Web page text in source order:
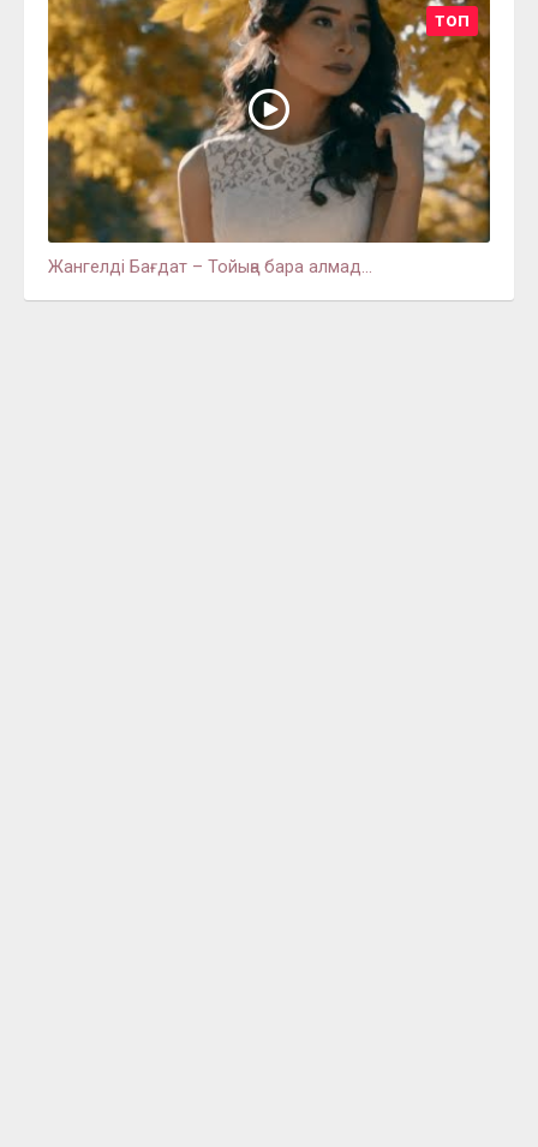
ТОП
Жангелді Бағдат – Тойыңа бара алмад...